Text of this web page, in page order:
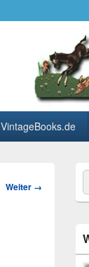
VintageBooks.de
Weiter →